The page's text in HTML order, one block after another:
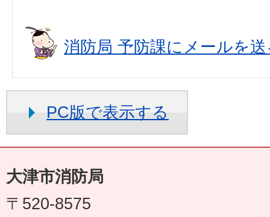
消防局 予防課にメールを
PC版で表示する
大津市消防局
〒520-8575